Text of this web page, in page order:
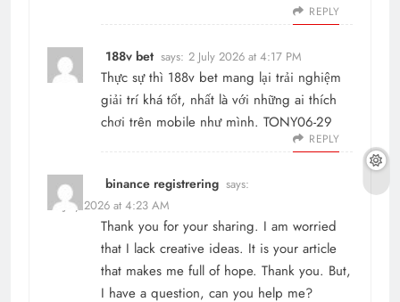
REPLY
188v bet says: 2 July 2026 at 4:17 PM
Thực sự thì 188v bet mang lại trải nghiệm
giải trí khá tốt, nhất là với những ai thích
chơi trên mobile như mình. TONY06-29
REPLY
binance registrering says:
25 July 2026 at 4:23 AM
Thank you for your sharing. I am worried
that I lack creative ideas. It is your article
that makes me full of hope. Thank you. But,
I have a question, can you help me?